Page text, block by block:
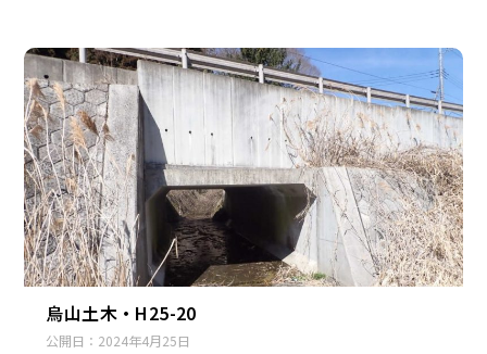
烏山土木・H25-20
公開日： 2024年4月25日